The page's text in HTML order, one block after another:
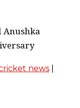
Anushka
news